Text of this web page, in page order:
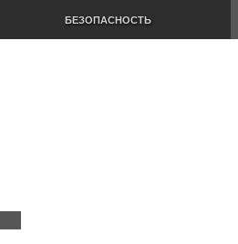
БЕЗОПАСНОСТЬ